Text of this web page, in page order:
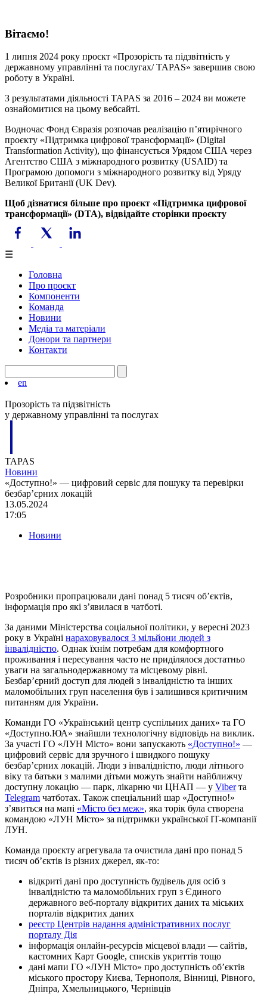
Вітаємо!
1 липня 2024 року проєкт «Прозорість та підзвітність у
державному управлінні та послугах/ TAPAS» завершив свою
роботу в Україні.
З результатами діяльності TAPAS за 2016 – 2024 ви можете
ознайомитися на цьому вебсайті.
Водночас Фонд Євразія розпочав реалізацію пʼятирічного
проєкту «Підтримка цифрової трансформації» (Digital
Transformation Activity), що фінансується Урядом США через
Агентство США з міжнародного розвитку (USAID) та
Програмою допомоги з міжнародного розвитку від Уряду
Великої Британії (UK Dev).
Щоб дізнатися більше про проєкт «Підтримка цифрової
трансформації» (DTA), відвідайте сторінки проєкту
☰
Головна
Про проєкт
Компоненти
Команда
Новини
Медіа та матеріали
Донори та партнери
Контакти
en
Прозорість та підзвітність
у державному управлінні та послугах
TAPAS
Новини
«Доступно!» — цифровий сервіс для пошуку та перевірки
безбар’єрних локацій
13.05.2024
17:05
Новини
Розробники пропрацювали дані понад 5 тисяч обʼєктів,
інформація про які зʼявилася в чатботі.
За даними Міністерства соціальної політики, у вересні 2023
року в Україні нараховувалося 3 мільйони людей з
інвалідністю. Однак їхнім потребам для комфортного
проживання і пересування часто не приділялося достатньо
уваги на загальнодержавному та місцевому рівні.
Безбарʼєрний доступ для людей з інвалідністю та інших
маломобільних груп населення був і залишився критичним
питанням для України.
Команди ГО «Український центр суспільних даних» та ГО
«Доступно.ЮА» знайшли технологічну відповідь на виклик.
За участі ГО «ЛУН Місто» вони запускають «Доступно!» —
цифровий сервіс для зручного і швидкого пошуку
безбар’єрних локацій. Люди з інвалідністю, люди літнього
віку та батьки з малими дітьми можуть знайти найближчу
доступну локацію — парк, лікарню чи ЦНАП — у Viberта
Telegram чатботах. Також спеціальний шар «Доступно!»
зʼявиться на мапі «Місто без меж», яка торік була створена
командою «ЛУН Місто» за підтримки української IT-компанії
ЛУН.
Команда проєкту агрегувала та очистила дані про понад 5
тисяч об’єктів із різних джерел, як-то:
відкриті дані про доступність будівель для осіб з
інвалідністю та маломобільних груп з Єдиного
державного веб-порталу відкритих даних та міських
порталів відкритих даних
реєстр Центрів надання адміністративних послуг
порталу Дія
інформація онлайн-ресурсів місцевої влади — сайтів,
кастомних Карт Google, списків укриттів тощо
дані мапи ГО «ЛУН Місто» про доступність об’єктів
міського простору Києва, Тернополя, Вінниці, Рівного,
Дніпра, Хмельницького, Чернівців